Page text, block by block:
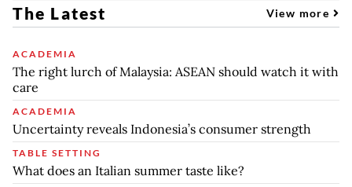
The Latest View more
ACADEMIA
The right lurch of Malaysia: ASEAN should watch it with
care
ACADEMIA
Uncertainty reveals Indonesia’s consumer strength
TABLE SETTING
What does an Italian summer taste like?